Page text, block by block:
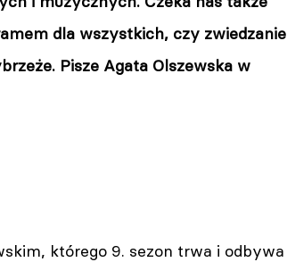
dla wszystkich, czy zwiedzanie
Pisze Agata Olszewska w
którego 9. sezon trwa i odbywa